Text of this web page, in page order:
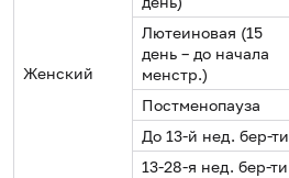
Женский
Лютеиновая (15
день – до начала
менстр.)
Постменопауза
До 13-й нед. бер-ти
13-28-я нед. бер-ти